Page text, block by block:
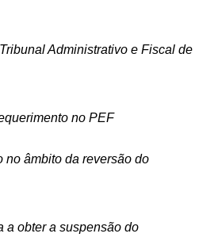
Administrativo e Fiscal de
no PEF
âmbito da reversão do
a obter a suspensão do